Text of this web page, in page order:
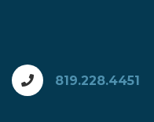
819.228.4451